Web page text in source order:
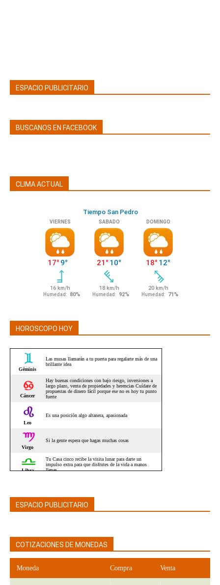
ESPACIO PUBLICITARIO
BUSCANOS EN FACEBOOK
CLIMA ACTUAL
HOROSCOPO HOY
ESPACIO PUBLICITARIO
COTIZACIONES DE MONEDAS
Moneda Compra Venta